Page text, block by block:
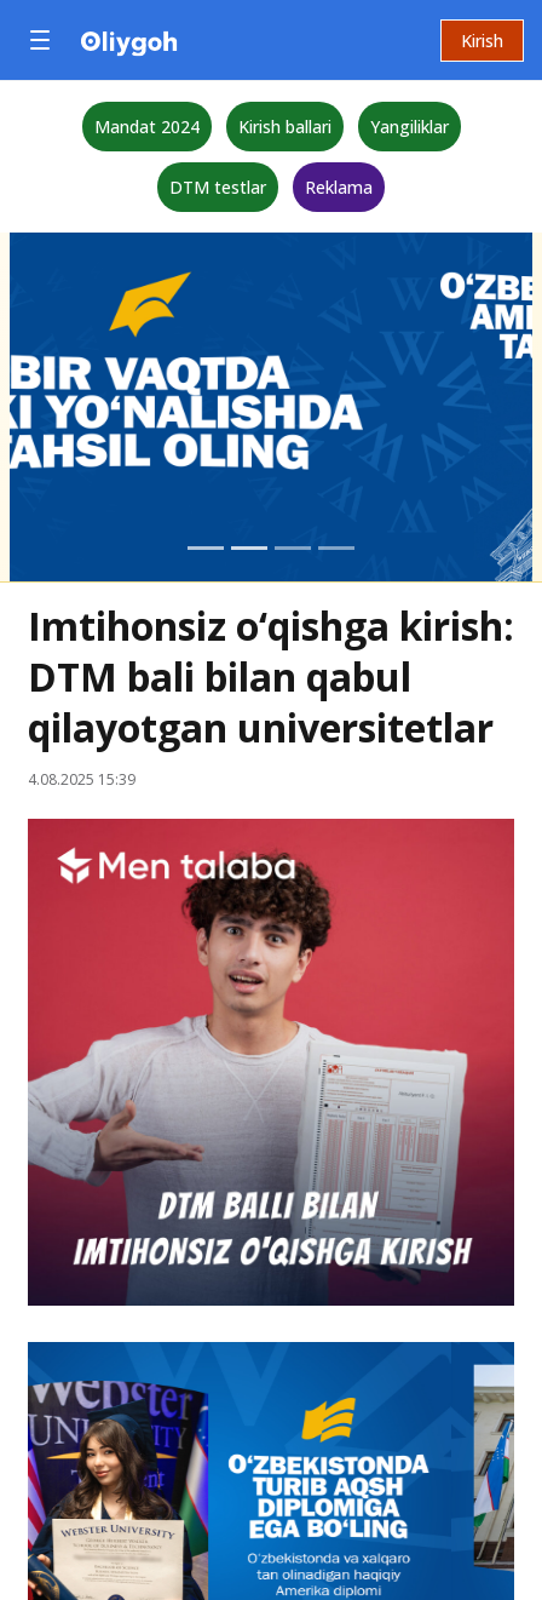
Kirish
Mandat 2024 Kirish ballari Yangiliklar
DTM testlar Reklama
Imtihonsiz o‘qishga kirish:
DTM bali bilan qabul
qilayotgan universitetlar
4.08.2025 15:39